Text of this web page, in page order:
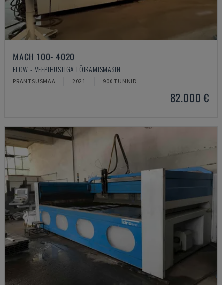
MACH 100- 4020
FLOW - VEEPIHUSTIGA LÕIKAMISMASIN
PRANTSUSMAA 2021 900 TUNNID
82.000 €